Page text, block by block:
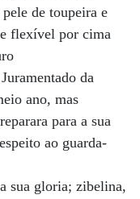
de toupeira e
flexível por cima
da
ano, mas
para a sua
ao guarda-
sua gloria; zibelina,